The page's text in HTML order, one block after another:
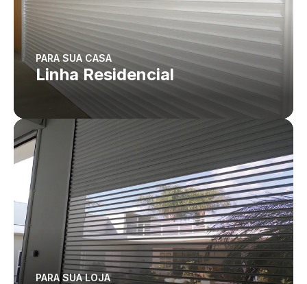
PARA SUA CASA
Linha Residencial
PARA SUA LOJA